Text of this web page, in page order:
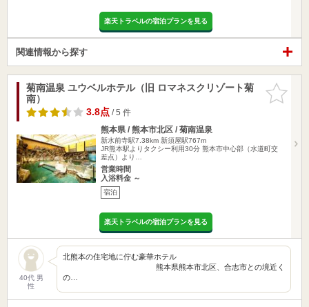
楽天トラベルの宿泊プランを見る
関連情報から探す
お気に入
りに追加
菊南温泉 ユウベルホテル（旧 ロマネスクリゾート菊
南）
3.8点/ 5 件
熊本県 / 熊本市北区 / 菊南温泉
新水前寺駅7.38km 新須屋駅767m
JR熊本駅よりタクシー利用30分 熊本市中心部（水道町交
差点）より…
営業時間
入浴料金 ～
宿泊
楽天トラベルの宿泊プランを見る
40代 男
性
北熊本の住宅地に佇む豪華ホテル
熊本県熊本市北区、合志市との境近く
の…